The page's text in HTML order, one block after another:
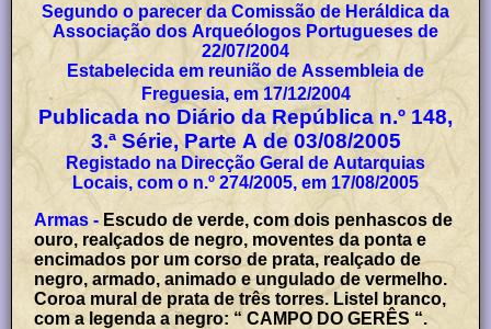
Segundo o parecer da Comissão de Heráldica da
Associação dos Arqueólogos Portugueses de
22/07/2004
Estabelecida em reunião de Assembleia de
Freguesia, em 17/12/2004
Publicada no Diário da República n.º 148,
3.ª Série, Parte A de 03/08/2005
Registado na Direcção Geral de Autarquias
Locais, com o n.º 274/2005, em 17/08/2005
Armas - Escudo de verde, com dois penhascos de
ouro, realçados de negro, moventes da ponta e
encimados por um corso de prata, realçado de
negro, armado, animado e ungulado de vermelho.
Coroa mural de prata de três torres. Listel branco,
com a legenda a negro: “ CAMPO DO GERÊS “.